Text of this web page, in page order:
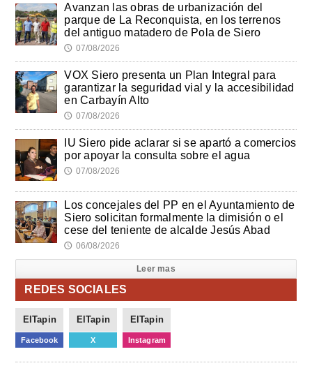
Avanzan las obras de urbanización del
parque de La Reconquista, en los terrenos
del antiguo matadero de Pola de Siero
🕔 07/08/2026
VOX Siero presenta un Plan Integral para
garantizar la seguridad vial y la accesibilidad
en Carbayín Alto
🕔 07/08/2026
IU Siero pide aclarar si se apartó a comercios
por apoyar la consulta sobre el agua
🕔 07/08/2026
Los concejales del PP en el Ayuntamiento de
Siero solicitan formalmente la dimisión o el
cese del teniente de alcalde Jesús Abad
🕔 06/08/2026
Leer mas
REDES SOCIALES
ElTapin
Facebook
ElTapin
X
ElTapin
Instagram